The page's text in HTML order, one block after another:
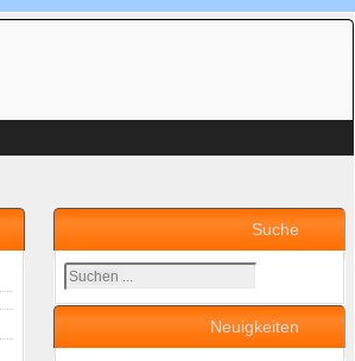
Suche
Suchen
...
Neuigkeiten